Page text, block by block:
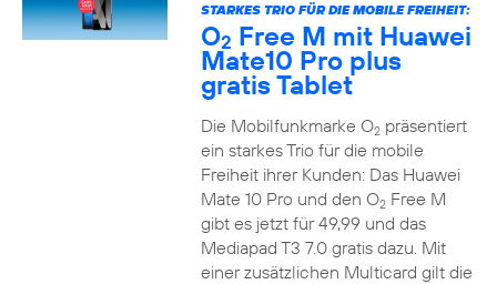
STARKES TRIO FÜR DIE MOBILE FREIHEIT:
O2 Free M mit Huawei
Mate10 Pro plus
gratis Tablet
Die Mobilfunkmarke O2präsentiert
ein starkes Trio für die mobile
Freiheit ihrer Kunden: Das Huawei
Mate 10 Pro und den O2Free M
gibt es jetzt für 49,99 und das
Mediapad T3 7.0 gratis dazu. Mit
einer zusätzlichen Multicard gilt die